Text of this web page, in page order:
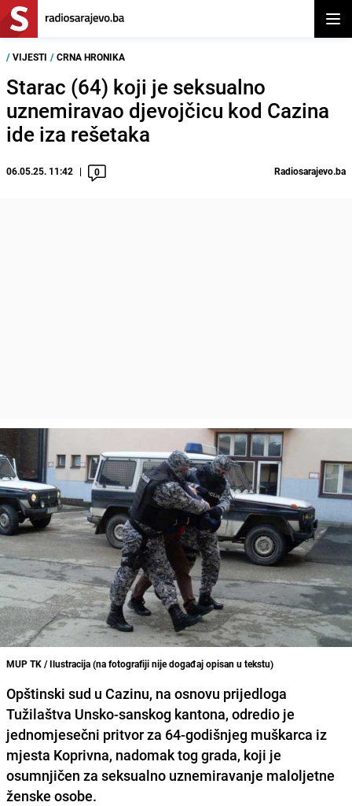
/ VIJESTI / CRNA HRONIKA
Starac (64) koji je seksualno
uznemiravao djevojčicu kod Cazina
ide iza rešetaka
06.05.25. 11:42 0 Radiosarajevo.ba
MUP TK / Ilustracija (na fotografiji nije događaj opisan u tekstu)
Opštinski sud u Cazinu, na osnovu prijedloga
Tužilaštva Unsko-sanskog kantona, odredio je
jednomjesečni pritvor za 64-godišnjeg muškarca iz
mjesta Koprivna, nadomak tog grada, koji je
osumnjičen za seksualno uznemiravanje maloljetne
ženske osobe.